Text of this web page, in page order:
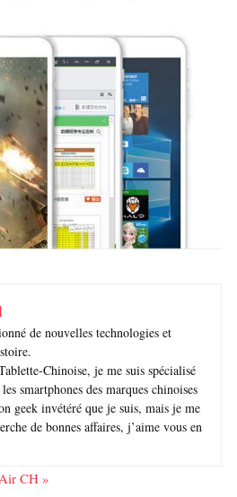
de nouvelles technologies et
Chinoise, je me suis spécialisé
les smartphones des marques chinoises
geek invétéré que je suis, mais je me
de bonnes affaires, j’aime vous en
CH »